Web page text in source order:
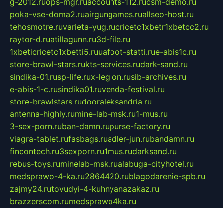
g-2012.ruops-mgr.ruaccounts-112.rucsm-demo.ru
poka-vse-doma2.ruairgungames.ruallseo-host.ru
tehosmotre.ruvarieta-yug.rucricetc1xbetr1xbetcc2.ru
raytor-d.ruatillagunn.ru3d-file.ru
1xbeticricetc1xbetti5.ruuafoot-statti.rue-abis1c.ru
store-brawl-stars.rukts-services.rudark-sand.ru
sindika-01.rusp-life.rux-legion.rusib-archives.ru
e-abis-1-c.rusindika01.ruvenda-festival.ru
store-brawlstars.rudooraleksandria.ru
antenna-highly.rumine-lab-msk.ru1-mus.ru
3-sex-porn.ruban-damn.rupurse-factory.ru
viagra-tablet.rufasbags.ruadler-jun.rubandamn.ru
fincontech.ru3sexporn.ru1mus.rudarksand.ru
rebus-toys.ruminelab-msk.rualabuga-cityhotel.ru
medsprawo-4-ka.ru2864420.rublagodarenie-spb.ru
zajmy24.rutovudyi-4-kuhnyanazakaz.ru
brazzerscom.rumedsprawo4ka.ru